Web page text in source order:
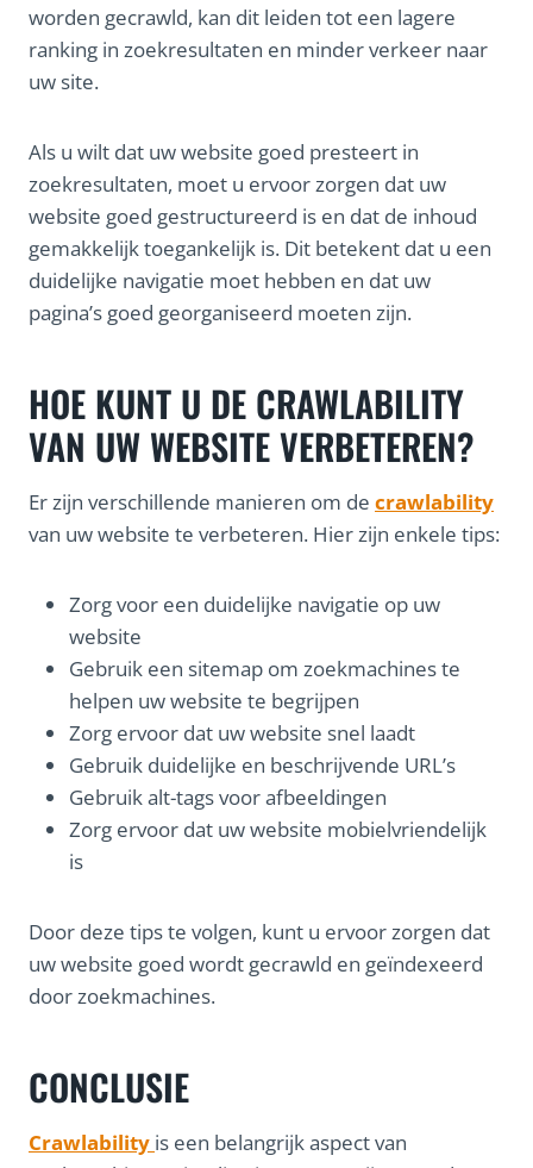
worden gecrawld, kan dit leiden tot een lagere
ranking in zoekresultaten en minder verkeer naar
uw site.
Als u wilt dat uw website goed presteert in
zoekresultaten, moet u ervoor zorgen dat uw
website goed gestructureerd is en dat de inhoud
gemakkelijk toegankelijk is. Dit betekent dat u een
duidelijke navigatie moet hebben en dat uw
pagina’s goed georganiseerd moeten zijn.
HOE KUNT U DE CRAWLABILITY
VAN UW WEBSITE VERBETEREN?
Er zijn verschillende manieren om de crawlability
van uw website te verbeteren. Hier zijn enkele tips:
Zorg voor een duidelijke navigatie op uw
website
Gebruik een sitemap om zoekmachines te
helpen uw website te begrijpen
Zorg ervoor dat uw website snel laadt
Gebruik duidelijke en beschrijvende URL’s
Gebruik alt-tags voor afbeeldingen
Zorg ervoor dat uw website mobielvriendelijk
is
Door deze tips te volgen, kunt u ervoor zorgen dat
uw website goed wordt gecrawld en geïndexeerd
door zoekmachines.
CONCLUSIE
Crawlability is een belangrijk aspect van